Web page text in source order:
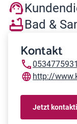
Bad &
Kontakt
http://
Jetzt